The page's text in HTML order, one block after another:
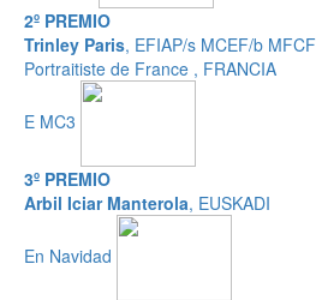
2º PREMIO
Trinley Paris, EFIAP/s MCEF/b
Portraitiste de France , FRANCIA
E MC3
3º PREMIO
Arbil Iciar Manterola, EUSKADI
En Navidad